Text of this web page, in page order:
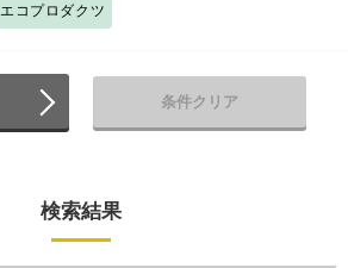
エコプロダクツ
条件クリア
検索結果